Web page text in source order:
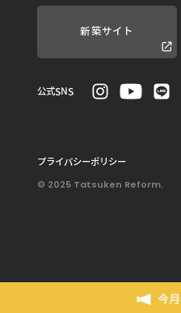
新築サイト
公式SNS
プライバシーポリシー
© 2025 Tatsuken Reform.
今